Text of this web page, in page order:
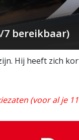
7 bereikbaar)
Hij heeft zich
(voor al je